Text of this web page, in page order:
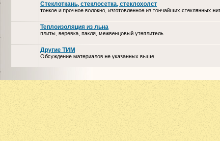
Стеклоткань, стеклосетка, cтеклохолст
тонкое и прочное волокно, изготовленное из тончайших стеклянных
Теплоизоляция из льна
плиты, веревка, пакля, межвенцовый утеплитель
Другие ТИМ
Обсуждение материалов не указанных выше